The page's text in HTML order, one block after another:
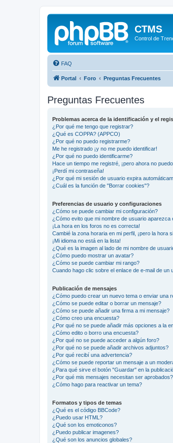
CTMS
Control de
FAQ
Portal Foro Preguntas Frecuentes
Preguntas Frecuentes
Problemas acerca de la identificación y el
¿Por qué me tengo que registrar?
¿Qué es COPPA? (APPCO)
¿Por qué no puedo registrarme?
Me he registrado ¡y no me puedo identificar!
¿Por qué no puedo identificarme?
Hace un tiempo me registré, ¡pero ahora no
¡Perdí mi contraseña!
¿Por qué mi sesión de usuario expira
¿Cuál es la función de "Borrar cookies"?
Preferencias de usuario y configuraciones
¿Cómo se puede cambiar mi configuración?
¿Cómo evito que mi nombre de usuario
¡La hora en los foros no es correcta!
Cambié la zona horaria en mi perfil, ¡pero la hora
¡Mi idioma no está en la lista!
¿Qué es la imagen al lado de mi nombre de
¿Cómo puedo mostrar un avatar?
¿Cómo se puede cambiar mi rango?
Cuando hago clic sobre el enlace de e-mail de un
Publicación de mensajes
¿Cómo puedo crear un nuevo tema o enviar una
¿Cómo se puede editar o borrar un mensaje?
¿Cómo se puede añadir una firma a mi mensaje?
¿Cómo creo una encuesta?
¿Por qué no se puede añadir más opciones a la
¿Cómo edito o borro una encuesta?
¿Por qué no se puede acceder a algún foro?
¿Por qué no se puede añadir archivos adjuntos?
¿Por qué recibí una advertencia?
¿Cómo se puede reportar un mensaje a un
¿Para qué sirve el botón "Guardar" en la
¿Por qué mis mensajes necesitan ser aprobados?
¿Cómo hago para reactivar un tema?
Formatos y tipos de temas
¿Qué es el código BBCode?
¿Puedo usar HTML?
¿Qué son los emoticonos?
¿Puedo publicar imagenes?
¿Qué son los anuncios globales?